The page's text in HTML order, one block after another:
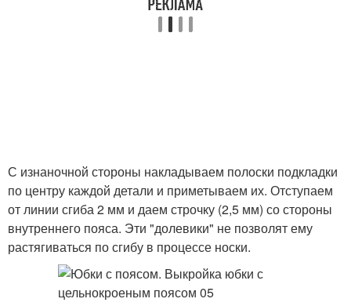
С изнаночной стороны накладываем полоски подкладки
по центру каждой детали и приметываем их. Отступаем
от линии сгиба 2 мм и даем строчку (2,5 мм) со стороны
внутреннего пояса. Эти "долевики" не позволят ему
растягиваться по сгибу в процессе носки.